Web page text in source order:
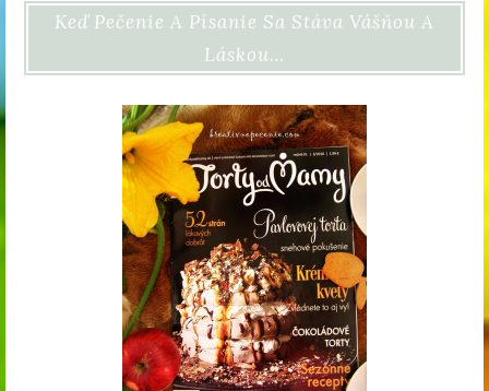
Keď Pečenie A Písanie Sa Stáva Vášňou A
Láskou…